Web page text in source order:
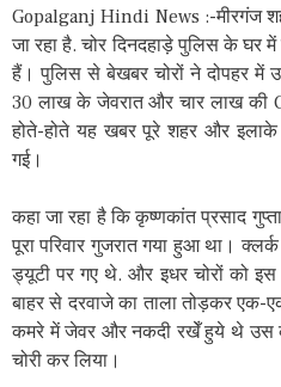
Gopalganj Hindi News :-मीरगंज
जा रहा है. चोर दिनदहाड़े पुलिस के घर
हैं। पुलिस से बेखबर चोरों ने दोपहर
30 लाख के जेवरात और चार लाख की
होते-होते यह खबर पूरे शहर और
गई।
कहा जा रहा है कि कृष्णकांत प्रसाद
पूरा परिवार गुजरात गया हुआ था।
ड्यूटी पर गए थे. और इधर चोरों को
बाहर से दरवाजे का ताला तोड़कर
कमरे में जेवर और नकदी रखेँ हुये थे उस
चोरी कर लिया।